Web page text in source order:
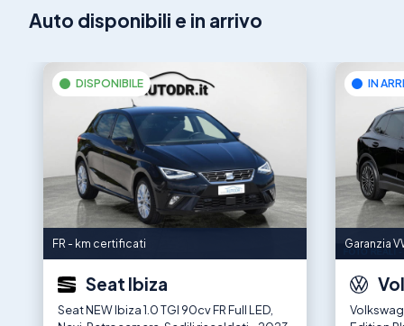
Auto disponibili e in arrivo
DISPONIBILE
FR - km certificati
Seat Ibiza
Seat NEW Ibiza 1.0 TGI 90cv FR Full LED,
IN
Garanzia